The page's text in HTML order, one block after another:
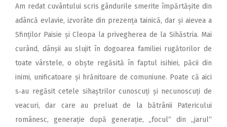
Am redat cuvântului scris gândurile smerite împărtășite din
adâncă evlavie, izvorâte din prezența tainică, dar și aievea a
Sfinților Paisie și Cleopa la privegherea de la Sihăstria. Mai
curând, dânșii au slujit în dogoarea familiei rugătorilor de
toate vârstele, o obște regăsită în faptul isihiei, păcii din
inimi, unificatoare și hrănitoare de comuniune. Poate că aici
s‑au regăsit cetele sihaștrilor cunoscuți și necunoscuți de
veacuri, dar care au preluat de la bătrânii Patericului
românesc, generație după generație, „focul“ din „jarul“